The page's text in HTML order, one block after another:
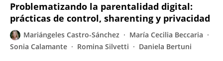
Problematizando la parentalidad digital:
prácticas de control, sharenting y privacidad
Mariángeles Castro-Sánchez
María Cecilia Beccaria
Sonia Calamante
Romina Silvetti Daniela Bertuni